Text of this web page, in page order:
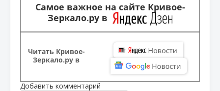
Самое важное на сайте Кривое-
Зеркало.ру в
Читать Кривое-
Зеркало.ру в
Добавить комментарий